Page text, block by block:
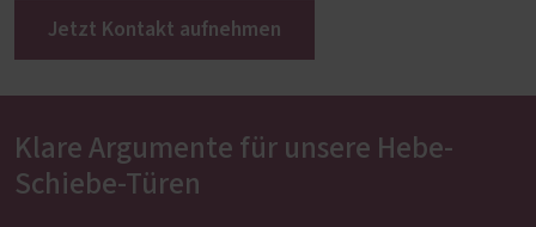
Jetzt Kontakt aufnehmen
Klare Argumente für unsere Hebe-
Schiebe-Türen